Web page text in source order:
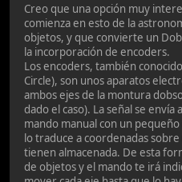
Creo que una opción muy
comienza en esto de la
objetos, y que convierte un
la incorporación de encoders.
Los encoders, también
Circle), son unos aparatos
ambos ejes de la montura
dado el caso). La señal se
mando manual con un
lo traduce a coordenadas
tienen almacenada. De esta
de objetos y el mando te irá